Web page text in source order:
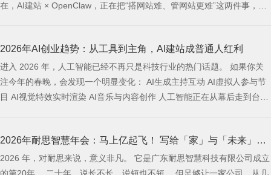
在，AI建站 × OpenClaw，正在把“搭网站难、管网站更难”这两件事，慢
来越多人开始发现： 原来很多事情，不一定非要进后台慢慢
2026年AI创业趋势：从工具到主角，AI建站成普通人红利
进入 2026 年，人工智能已经不再只是科技行业的热门话题。 如果你关
注今年的春晚，会发现一个明显变化： AI生成主持互动 AI虚拟人参与节
目 AI视觉特效实时渲染 AI音乐与内容创作 人工智能正在从幕后走到台
大规模应用AI时，普通创业者更应该思考： AI创业的机会在哪里？
2026年耐思智慧年会：马上亿起飞！ 写给「家」与「未来」的
集体记忆
2026 年，对耐思来说，意义非凡。 它是广东耐思智慧科技有限公司成立